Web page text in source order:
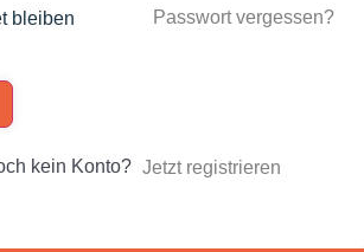
bleiben Passwort vergessen?
kein Konto? Jetzt registrieren